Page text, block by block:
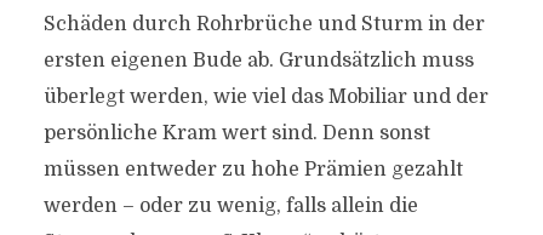
Schäden durch Rohrbrüche und Sturm in der
ersten eigenen Bude ab. Grundsätzlich muss
überlegt werden, wie viel das Mobiliar und der
persönliche Kram wert sind. Denn sonst
müssen entweder zu hohe Prämien gezahlt
werden – oder zu wenig, falls allein die